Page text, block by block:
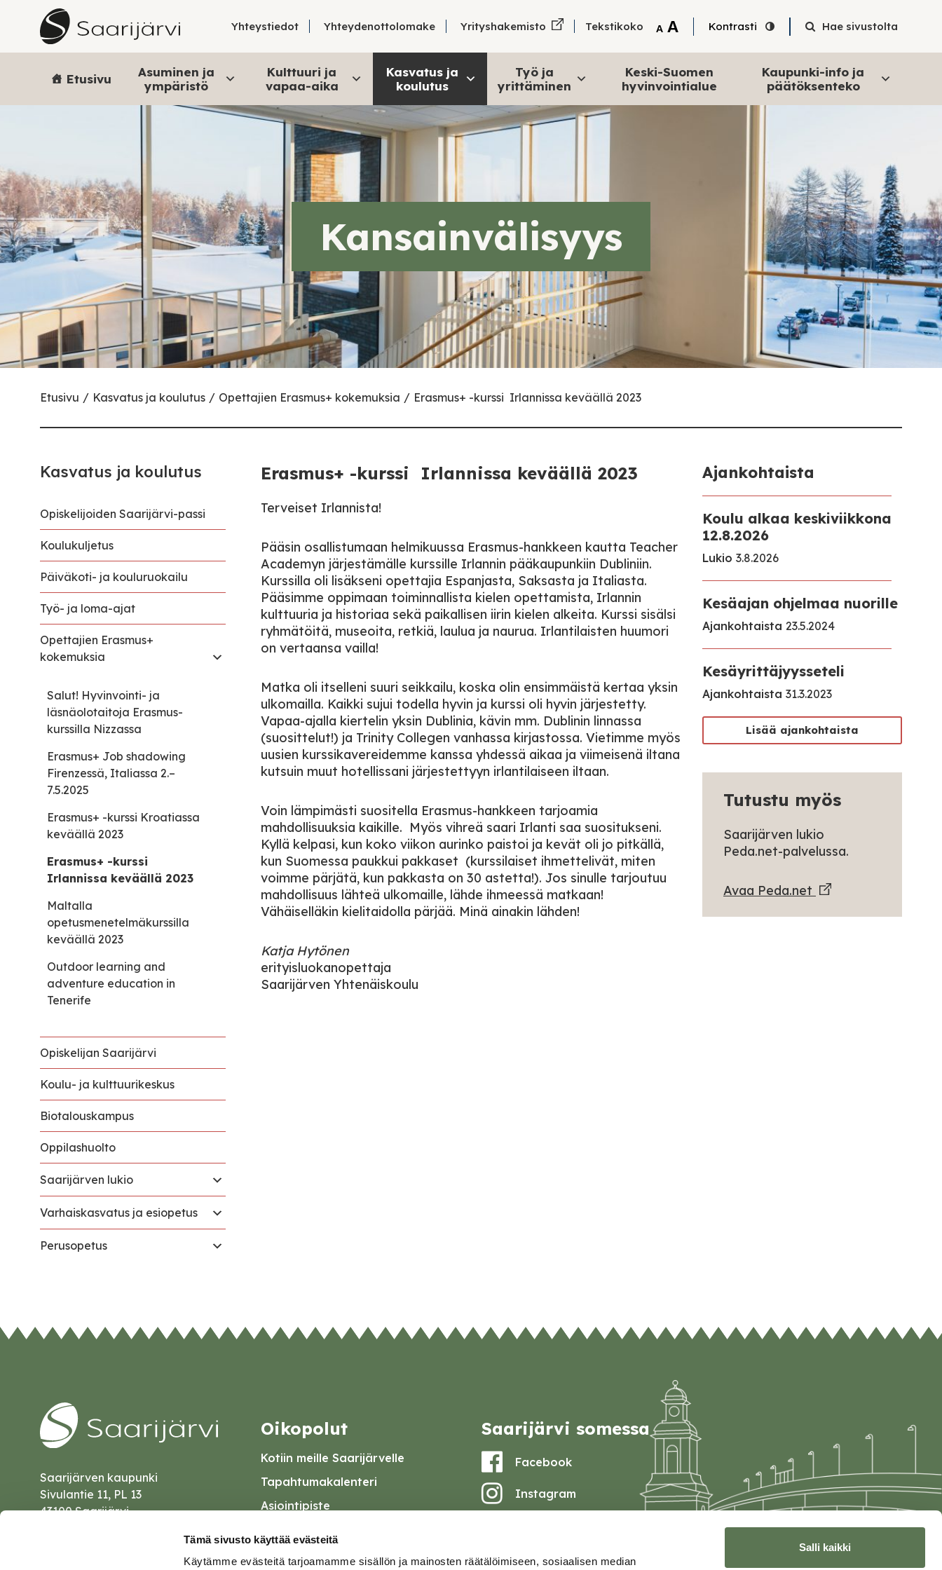
Tämä sivusto käyttää evästeitä
Käytämme evästeitä tarjoamamme sisällön ja mainosten räätälöimiseen, sosiaalisen median
Salli kaikki
Skip to content
Yhteystiedot Yhteydenottolomake Yrityshakemisto Tekstikoko A Tekstin pienentäminen
A Tekstin suurentaminen
Kontrasti Hae sivustolta
Etusivu
Asuminen ja
ympäristö
Kulttuuri ja
vapaa-aika
Kasvatus ja
koulutus
Työ ja
yrittäminen
Keski-Suomen
hyvinvointialue
Kaupunki-info ja
päätöksenteko
Kansainvälisyys
Etusivu Kasvatus ja koulutus Opettajien Erasmus+ kokemuksia Erasmus+ -kurssi Irlannissa keväällä 2023
Kasvatus ja koulutus
Opiskelijoiden Saarijärvi-passi
Koulukuljetus
Päiväkoti- ja kouluruokailu
Työ- ja loma-ajat
Opettajien Erasmus+
kokemuksia
Salut! Hyvinvointi- ja
läsnäolotaitoja Erasmus-
kurssilla Nizzassa
Erasmus+ Job shadowing
Firenzessä, Italiassa 2.–
7.5.2025
Erasmus+ -kurssi Kroatiassa
keväällä 2023
Erasmus+ -kurssi
Irlannissa keväällä 2023
Maltalla
opetusmenetelmäkurssilla
keväällä 2023
Outdoor learning and
adventure education in
Tenerife
Opiskelijan Saarijärvi
Koulu- ja kulttuurikeskus
Biotalouskampus
Oppilashuolto
Saarijärven lukio
Varhaiskasvatus ja esiopetus
Perusopetus
Erasmus+ -kurssi Irlannissa keväällä 2023
Terveiset Irlannista!
Pääsin osallistumaan helmikuussa Erasmus-hankkeen kautta Teacher
Academyn järjestämälle kurssille Irlannin pääkaupunkiin Dubliniin.
Kurssilla oli lisäkseni opettajia Espanjasta, Saksasta ja Italiasta.
Pääsimme oppimaan toiminnallista kielen opettamista, Irlannin
kulttuuria ja historiaa sekä paikallisen iirin kielen alkeita. Kurssi sisälsi
ryhmätöitä, museoita, retkiä, laulua ja naurua. Irlantilaisten huumori
on vertaansa vailla!
Matka oli itselleni suuri seikkailu, koska olin ensimmäistä kertaa yksin
ulkomailla. Kaikki sujui todella hyvin ja kurssi oli hyvin järjestetty.
Vapaa-ajalla kiertelin yksin Dublinia, kävin mm. Dublinin linnassa
(suosittelut!) ja Trinity Collegen vanhassa kirjastossa. Vietimme myös
uusien kurssikavereidemme kanssa yhdessä aikaa ja viimeisenä iltana
kutsuin muut hotellissani järjestettyyn irlantilaiseen iltaan.
Voin lämpimästi suositella Erasmus-hankkeen tarjoamia
mahdollisuuksia kaikille. Myös vihreä saari Irlanti saa suositukseni.
Kyllä kelpasi, kun koko viikon aurinko paistoi ja kevät oli jo pitkällä,
kun Suomessa paukkui pakkaset (kurssilaiset ihmettelivät, miten
voimme pärjätä, kun pakkasta on 30 astetta!). Jos sinulle tarjoutuu
mahdollisuus lähteä ulkomaille, lähde ihmeessä matkaan!
Vähäiselläkin kielitaidolla pärjää. Minä ainakin lähden!
Katja Hytönen
erityisluokanopettaja
Saarijärven Yhtenäiskoulu
Ajankohtaista
Koulu alkaa keskiviikkona
12.8.2026
Lukio 3.8.2026
Kesäajan ohjelmaa nuorille
Ajankohtaista 23.5.2024
Kesäyrittäjyysseteli
Ajankohtaista 31.3.2023
Lisää ajankohtaista
Tutustu myös
Saarijärven lukio
Peda.net-palvelussa.
Avaa Peda.net
Saarijärven kaupunki
Sivulantie 11, PL 13
43100 Saarijärvi
Oikopolut
Kotiin meille Saarijärvelle
Tapahtumakalenteri
Asiointipiste
Saarijärvi somessa
Facebook
Instagram